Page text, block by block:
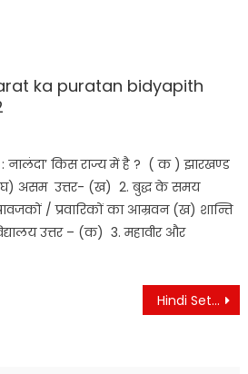
ka puratan bidyapith
: नालंदा’ किस राज्य में है ? ( क ) झारखण्ड
असम उत्तर- (ख) 2. बुद्ध के समय
/ प्रवारिकों का आम्रवन (ख) शान्ति
उत्तर – (क) 3. महावीर और
Hindi Set 2